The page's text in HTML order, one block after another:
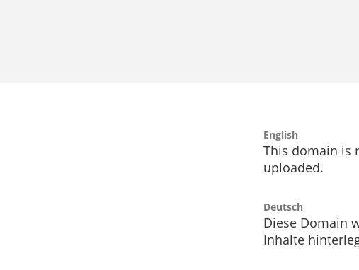
English
This domain is
uploaded.
Deutsch
Diese Domain
Inhalte